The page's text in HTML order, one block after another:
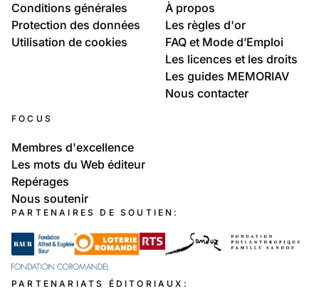
Conditions générales
Protection des données
Utilisation de cookies
À propos
Les règles d'or
FAQ et Mode d’Emploi
Les licences et les droits
Les guides MEMORIAV
Nous contacter
FOCUS
Membres d'excellence
Les mots du Web éditeur
Repérages
Nous soutenir
PARTENAIRES DE SOUTIEN:
PARTENARIATS ÉDITORIAUX: